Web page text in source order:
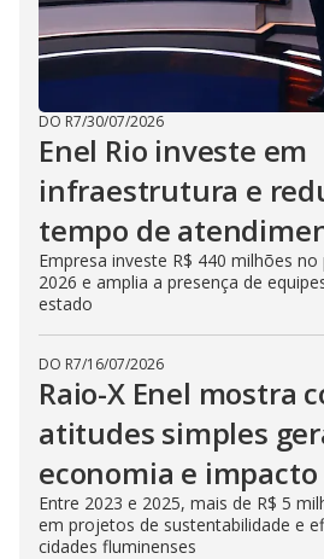
DO R7/30/07/2026
Enel Rio investe em
infraestrutura e
tempo de
Empresa investe R$ 440 milhões
2026 e amplia a presença de
estado
DO R7/16/07/2026
Raio-X Enel mostra
atitudes simples
economia e
Entre 2023 e 2025, mais de R$ 5
em projetos de sustentabilidade e
cidades fluminenses